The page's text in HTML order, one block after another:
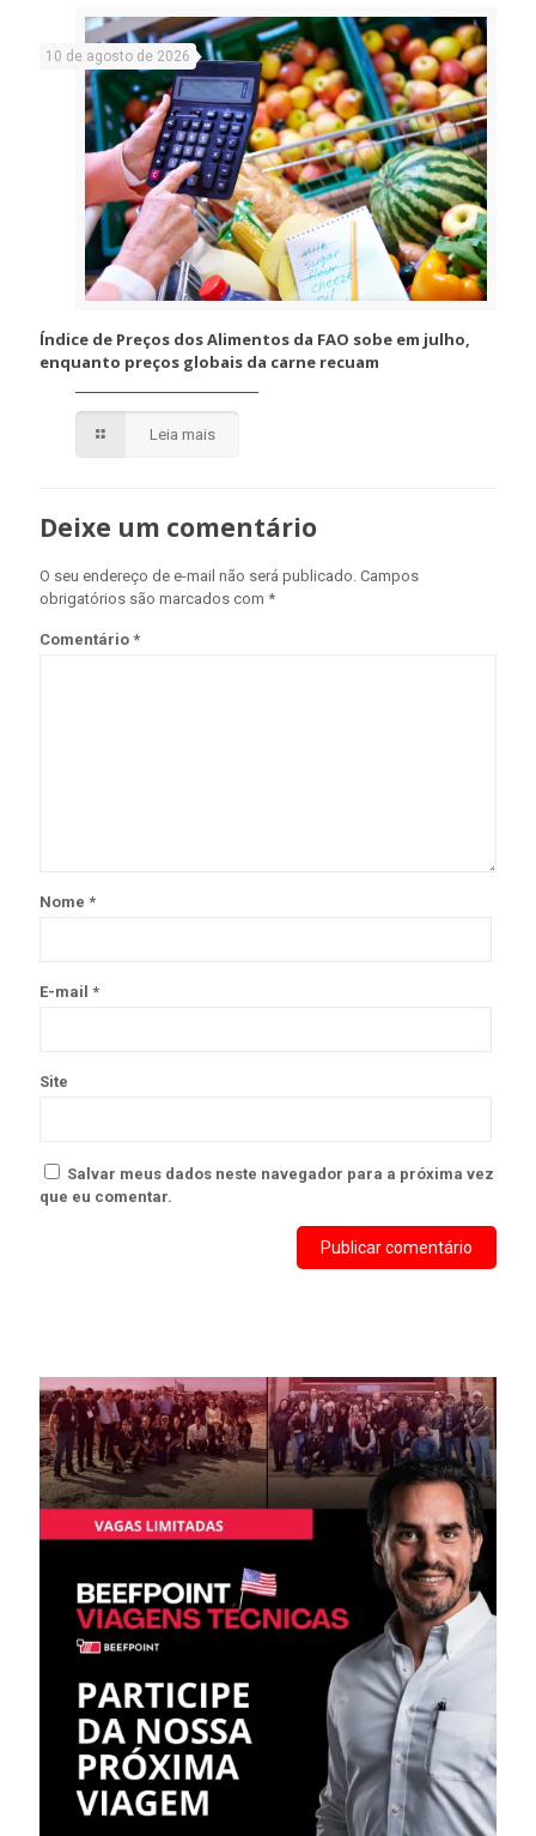
10 de agosto de 2026
Índice de Preços dos Alimentos da FAO sobe em julho,
enquanto preços globais da carne recuam
Leia mais
Deixe um comentário
O seu endereço de e-mail não será publicado. Campos
obrigatórios são marcados com *
Comentário *
Nome *
E-mail *
Site
Salvar meus dados neste navegador para a próxima vez
que eu comentar.